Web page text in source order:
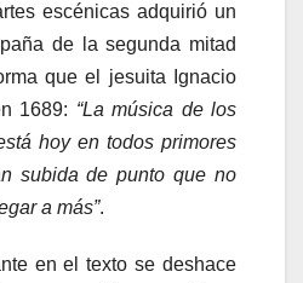
escénicas adquirió un
de la segunda mitad
que el jesuita Ignacio
1689: “La música de los
hoy en todos primores
subida de punto que no
a más”.
en el texto se deshace